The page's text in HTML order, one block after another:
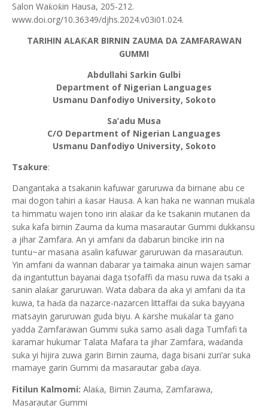
Salon Waƙoƙin Hausa, 205-212.
www.doi.org/10.36349/djhs.2024.v03i01.024.
TARIHIN ALAƘAR BIRNIN ZAUMA DA ZAMFARAWAN
GUMMI
Abdullahi Sarkin Gulbi
Department of Nigerian Languages
Usmanu Danfodiyo University, Sokoto
Sa’adu Musa
C/O Department of Nigerian Languages
Usmanu Danfodiyo University, Sokoto
Tsakure:
Dangantaka a tsakanin kafuwar garuruwa da birnane abu ce
mai dogon tahiri a ƙasar Hausa. A kan haka ne wannan muƙala
ta himmatu wajen tono irin alaƙar da ke tsakanin mutanen da
suka kafa birnin Zauma da kuma masarautar Gummi dukkansu
a jihar Zamfara. An yi amfani da dabarun bincike irin na
tuntu~ar masana asalin kafuwar garuruwan da masarautun.
Yin amfani da wannan dabarar ya taimaka ainun wajen samar
da ingantuttun bayanai daga tsofaffi da masu ruwa da tsaki a
sanin alaƙar garuruwan. Wata dabara da aka yi amfani da ita
kuwa, ta haɗa da nazarce-nazarcen littaffai da suka bayyana
matsayin garuruwan guda biyu. A ƙarshe muƙalar ta gano
yadda Zamfarawan Gummi suka samo asali daga Tumfafi ta
ƙaramar hukumar Talata Mafara ta jihar Zamfara, waɗanda
suka yi hijira zuwa garin Birnin zauma, daga bisani zuri’ar suka
mamaye garin Gummi da masarautar gaba ɗaya.
Fitilun Kalmomi: Alaƙa, Birnin Zauma, Zamfarawa,
Masarautar Gummi